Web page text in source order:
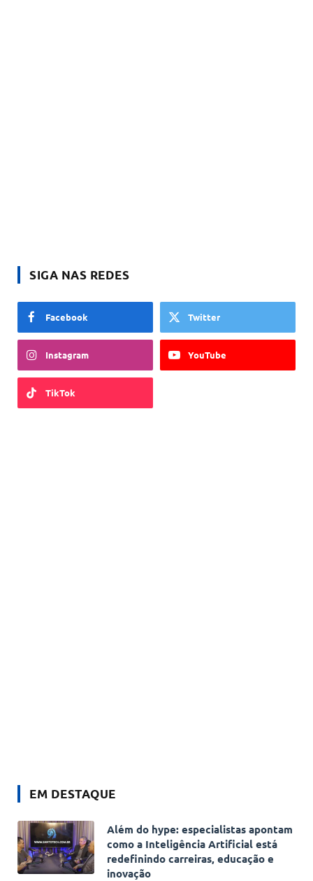
SIGA NAS REDES
Facebook Twitter
Instagram YouTube
TikTok
EM DESTAQUE
Além do hype: especialistas apontam
como a Inteligência Artificial está
redefinindo carreiras, educação e
inovação